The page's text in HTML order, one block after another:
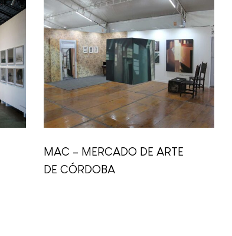
MAC – MERCADO DE ARTE
DE CÓRDOBA